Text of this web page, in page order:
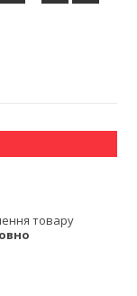
товару